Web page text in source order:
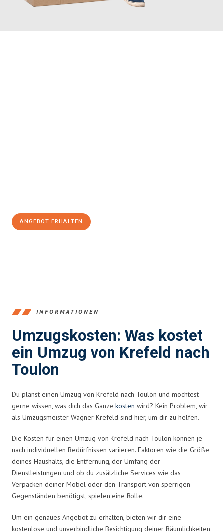
ANGEBOT ERHALTEN
INFORMATIONEN
Umzugskosten: Was kostet
ein Umzug von Krefeld nach
Toulon
Du planst einen Umzug von Krefeld nach Toulon und möchtest
gerne wissen, was dich das Ganze kosten wird? Kein Problem, wir
als Umzugsmeister Wagner Krefeld sind hier, um dir zu helfen.
Die Kosten für einen Umzug von Krefeld nach Toulon können je
nach individuellen Bedürfnissen variieren. Faktoren wie die Größe
deines Haushalts, die Entfernung, der Umfang der
Dienstleistungen und ob du zusätzliche Services wie das
Verpacken deiner Möbel oder den Transport von sperrigen
Gegenständen benötigst, spielen eine Rolle.
Um ein genaues Angebot zu erhalten, bieten wir dir eine
kostenlose und unverbindliche Besichtigung deiner Räumlichkeiten